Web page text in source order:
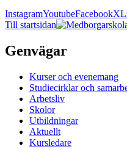
InstagramYoutubeFacebookX
Till startsidan
Genvägar
Kurser och evenemang
Studiecirklar och
Arbetsliv
Skolor
Utbildningar
Aktuellt
Kursledare